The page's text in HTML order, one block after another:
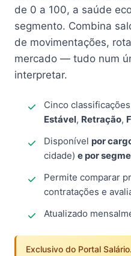
de 0 a 100, a saúde
segmento. Combina
de movimentações,
mercado — tudo num
interpretar.
Cinco
Estável, Retração,
Disponível por
cidade) e por
Permite comparar
contratações e
Atualizado
Exclusivo do Portal